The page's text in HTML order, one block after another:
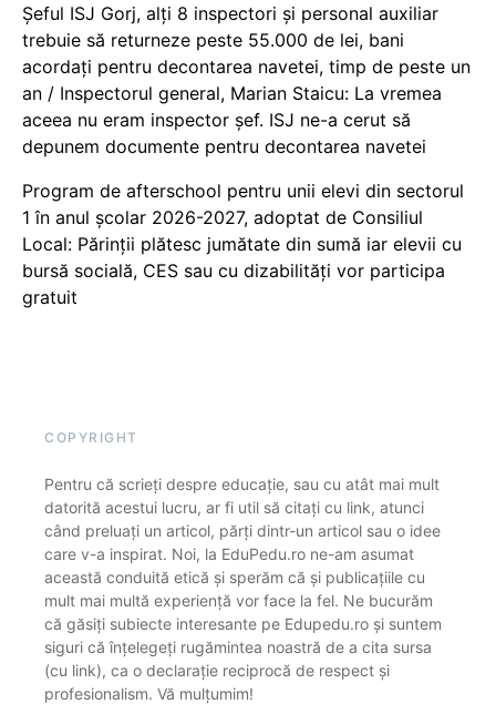
Șeful ISJ Gorj, alți 8 inspectori și personal auxiliar
trebuie să returneze peste 55.000 de lei, bani
acordați pentru decontarea navetei, timp de peste un
an / Inspectorul general, Marian Staicu: La vremea
aceea nu eram inspector șef. ISJ ne-a cerut să
depunem documente pentru decontarea navetei
Program de afterschool pentru unii elevi din sectorul
1 în anul școlar 2026-2027, adoptat de Consiliul
Local: Părinții plătesc jumătate din sumă iar elevii cu
bursă socială, CES sau cu dizabilităţi vor participa
gratuit
COPYRIGHT
Pentru că scrieți despre educație, sau cu atât mai mult
datorită acestui lucru, ar fi util să citați cu link, atunci
când preluați un articol, părți dintr-un articol sau o idee
care v-a inspirat. Noi, la EduPedu.ro ne-am asumat
această conduită etică și sperăm că și publicațiile cu
mult mai multă experiență vor face la fel. Ne bucurăm
că găsiți subiecte interesante pe Edupedu.ro și suntem
siguri că înțelegeți rugămintea noastră de a cita sursa
(cu link), ca o declarație reciprocă de respect și
profesionalism. Vă mulțumim!